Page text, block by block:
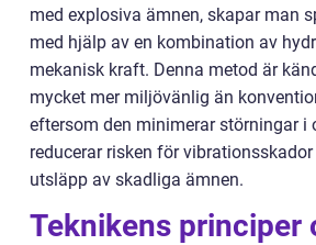
med explosiva ämnen, skapar man
med hjälp av en kombination av
mekanisk kraft. Denna metod är
mycket mer miljövänlig än
eftersom den minimerar störningar i
reducerar risken för
utsläpp av skadliga ämnen.
Teknikens principer